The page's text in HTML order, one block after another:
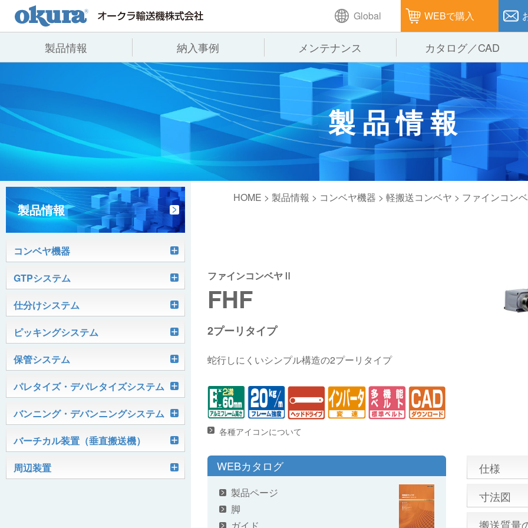
Global WEBで購入
製品情報
製品情報
コンベヤ機器
コンベヤ機器を探す
用途から探す
ヒント集
GTPシステム
ピッキングシステム
パレタイズ・デパレタイズシステム
バーチカル装置（垂直搬送機）
納入事例
納入事例
全業種 製造
飲料 通販
メンテナンス
カタログ／CAD
会社情報
代表あいさつ 企業理念
事業所一覧 オークラグループ
沿革 オークラの取組み
製品情報
製品情報
コンベヤ機器
軽搬送コンベヤ
ベルコンミニ
ファインコンベヤ
マグネット駆動コンベヤ
ジャブコン®
プラスチックベルトコンベヤ
オークラ キャリーライン®
ケース搬送コンベヤ
ユニコンV
ユニコンJr
クールコンベヤ®Ⅱ
チェーン駆動ローラコンベヤ
チェーン駆動ローラ単体
パレットコンベヤ
グラビティコンベヤ
ローラコンベヤ
ホイールコンベヤ
フリーカーブコンベヤ
モータローラ＆コンベヤ
モータローラ単体
モータローラコンベヤ
マテハン機器
オークラホッパー
ポータブルクレーン
OKベルコン（スタンダードタイプ）
生産終了品
GTPシステム
Skypod®（スカイポッド）
AGVシステム
OKURUN® /TW300
仕分けシステム
ユニソーター
ハイスピードソーター
ディスクソーター
アングルソーター
クロスベルトソーター（汎用タイプ）
ピッキングシステム
PTIシステム
ピカトルシリーズ
HASS（ハズ）シリーズ
ピックティーチャシステム
バラピッキングロボットシステム
保管システム
Quick Shuttle®
パレタイズ・デパレタイズシステム
ロボットパレタイザ
ロボットパレタイザAi1800Ⅱ-C
ロボットパレタイザAi1800Ⅱ
ビジョンパレタイズシステム
ビジョンデパレタイズシステム
バンニング・デバンニングシステム
トラックローダ「TL-2P」
伸縮ベルトコンベヤ
バーチカル装置（垂直搬送機）
ミニパーフェ® / VCS-Z
周辺装置
HOME > 製品情報 > コンベヤ機器 > 軽搬送コンベヤ > ファインコン
ファインコンベヤⅡ
FHF
2プーリタイプ
蛇行しにくいシンプル構造の2プーリタイプ
各種アイコンについて
WEBカタログ
製品ページ
脚
ガイド
仕様
寸法図
搬送質量